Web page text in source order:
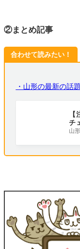
②まとめ記事
合わせて読みたい！
・山形の最新の話
チ
山